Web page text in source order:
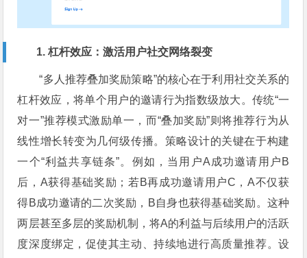
1. 杠杆效应：激活用户社交网络裂变
“多人推荐叠加奖励策略”的核心在于利用社交关系的
杠杆效应，将单个用户的邀请行为指数级放大。传统“一
对一”推荐模式激励单一，而“叠加奖励”则将推荐行为从
线性增长转变为几何级传播。策略设计的关键在于构建
一个“利益共享链条”。例如，当用户A成功邀请用户B
后，A获得基础奖励；若B再成功邀请用户C，A不仅获
得B成功邀请的二次奖励，B自身也获得基础奖励。这种
两层甚至多层的奖励机制，将A的利益与后续用户的活跃
度深度绑定，促使其主动、持续地进行高质量推荐。设